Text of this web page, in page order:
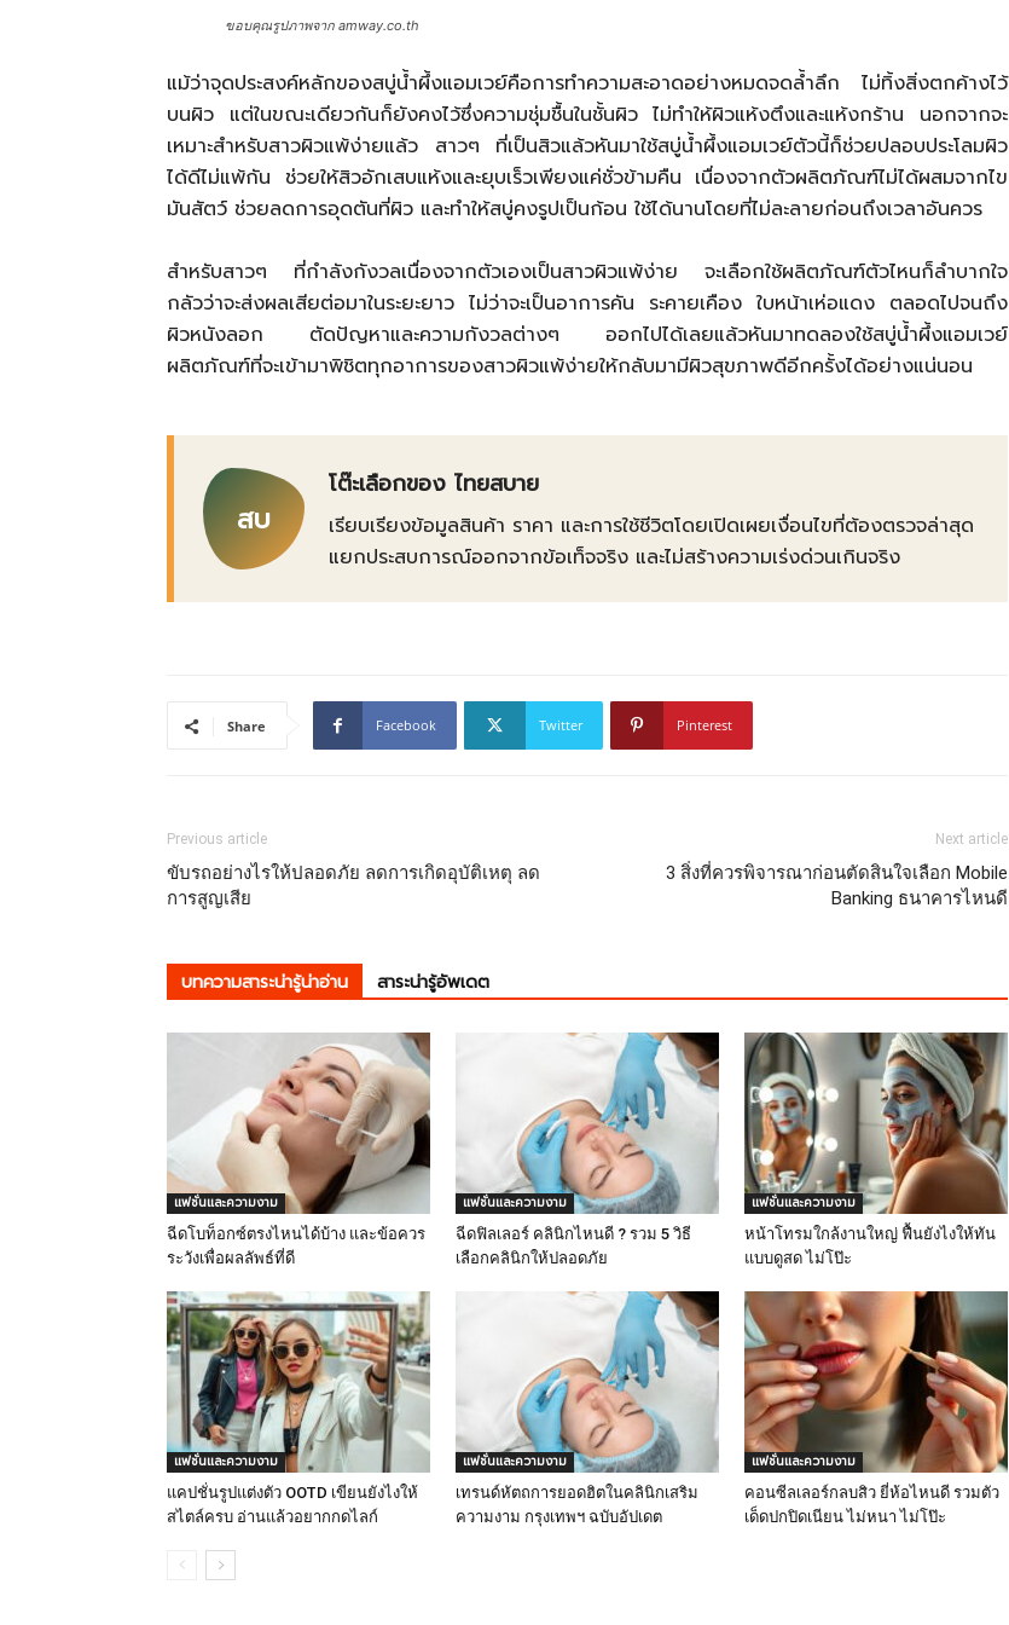
ขอบคุณรูปภาพจาก amway.co.th
แม้ว่าจุดประสงค์หลักของสบู่น้ำผึ้งแอมเวย์คือการทำความสะอาดอย่างหมดจดล้ำลึก ไม่ทิ้งสิ่งตกค้างไว้
บนผิว แต่ในขณะเดียวกันก็ยังคงไว้ซึ่งความชุ่มชื้นในชั้นผิว ไม่ทำให้ผิวแห้งตึงและแห้งกร้าน นอกจากจะ
เหมาะสำหรับสาวผิวแพ้ง่ายแล้ว สาวๆ ที่เป็นสิวแล้วหันมาใช้สบู่น้ำผึ้งแอมเวย์ตัวนี้ก็ช่วยปลอบประโลมผิว
ได้ดีไม่แพ้กัน ช่วยให้สิวอักเสบแห้งและยุบเร็วเพียงแค่ชั่วข้ามคืน เนื่องจากตัวผลิตภัณฑ์ไม่ได้ผสมจากไข
มันสัตว์ ช่วยลดการอุดตันที่ผิว และทำให้สบู่คงรูปเป็นก้อน ใช้ได้นานโดยที่ไม่ละลายก่อนถึงเวลาอันควร
สำหรับสาวๆ ที่กำลังกังวลเนื่องจากตัวเองเป็นสาวผิวแพ้ง่าย จะเลือกใช้ผลิตภัณฑ์ตัวไหนก็ลำบากใจ
กลัวว่าจะส่งผลเสียต่อมาในระยะยาว ไม่ว่าจะเป็นอาการคัน ระคายเคือง ใบหน้าเห่อแดง ตลอดไปจนถึง
ผิวหนังลอก ตัดปัญหาและความกังวลต่างๆ ออกไปได้เลยแล้วหันมาทดลองใช้สบู่น้ำผึ้งแอมเวย์
ผลิตภัณฑ์ที่จะเข้ามาพิชิตทุกอาการของสาวผิวแพ้ง่ายให้กลับมามีผิวสุขภาพดีอีกครั้งได้อย่างแน่นอน
สบ
โต๊ะเลือกของ ไทยสบาย
เรียบเรียงข้อมูลสินค้า ราคา และการใช้ชีวิตโดยเปิดเผยเงื่อนไขที่ต้องตรวจล่าสุด
แยกประสบการณ์ออกจากข้อเท็จจริง และไม่สร้างความเร่งด่วนเกินจริง
Share Facebook Twitter Pinterest
Previous article
ขับรถอย่างไรให้ปลอดภัย ลดการเกิดอุบัติเหตุ ลด
การสูญเสีย
Next article
3 สิ่งที่ควรพิจารณาก่อนตัดสินใจเลือก Mobile
Banking ธนาคารไหนดี
บทความสาระน่ารู้น่าอ่าน สาระน่ารู้อัพเดต
แฟชั่นและความงาม
ฉีดโบท็อกซ์ตรงไหนได้บ้าง และข้อควร
ระวังเพื่อผลลัพธ์ที่ดี
แฟชั่นและความงาม
ฉีดฟิลเลอร์ คลินิกไหนดี ? รวม 5 วิธี
เลือกคลินิกให้ปลอดภัย
แฟชั่นและความงาม
หน้าโทรมใกล้งานใหญ่ ฟื้นยังไงให้ทัน
แบบดูสด ไม่โป๊ะ
แฟชั่นและความงาม
แคปชั่นรูปแต่งตัว OOTD เขียนยังไงให้
สไตล์ครบ อ่านแล้วอยากกดไลก์
แฟชั่นและความงาม
เทรนด์หัตถการยอดฮิตในคลินิกเสริม
ความงาม กรุงเทพฯ ฉบับอัปเดต
แฟชั่นและความงาม
คอนซีลเลอร์กลบสิว ยี่ห้อไหนดี รวมตัว
เด็ดปกปิดเนียน ไม่หนา ไม่โป๊ะ